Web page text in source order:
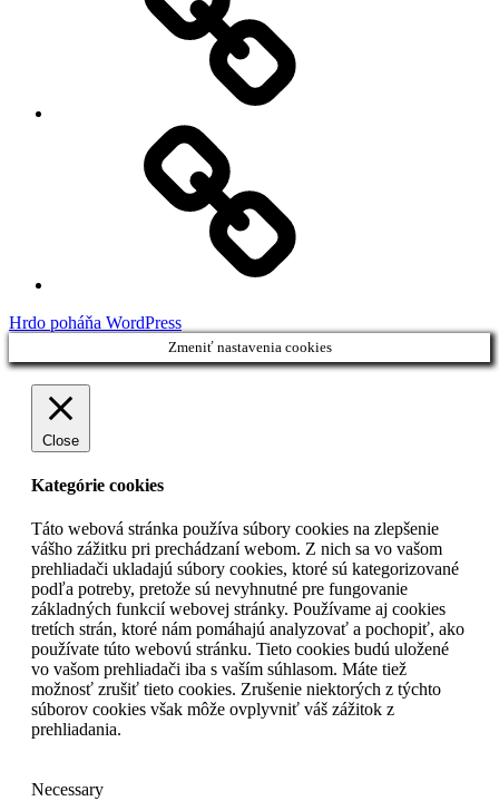
Hrdo poháňa WordPress
Zmeniť nastavenia cookies
Close
Kategórie cookies
Táto webová stránka používa súbory cookies na zlepšenie
vášho zážitku pri prechádzaní webom. Z nich sa vo vašom
prehliadači ukladajú súbory cookies, ktoré sú kategorizované
podľa potreby, pretože sú nevyhnutné pre fungovanie
základných funkcií webovej stránky. Používame aj cookies
tretích strán, ktoré nám pomáhajú analyzovať a pochopiť, ako
používate túto webovú stránku. Tieto cookies budú uložené
vo vašom prehliadači iba s vaším súhlasom. Máte tiež
možnosť zrušiť tieto cookies. Zrušenie niektorých z týchto
súborov cookies však môže ovplyvniť váš zážitok z
prehliadania.
Necessary